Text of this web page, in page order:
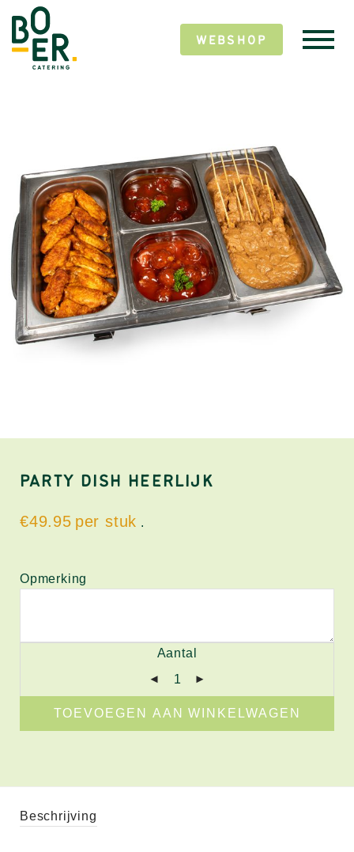
WEBSHOP
PARTY DISH HEERLIJK
€49.95 .
Opmerking
Aantal
TOEVOEGEN AAN WINKELWAGEN
Beschrijving